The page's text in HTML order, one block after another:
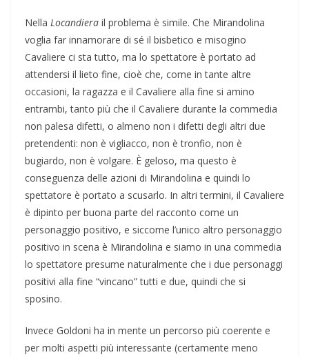
Nella Locandiera il problema è simile. Che Mirandolina
voglia far innamorare di sé il bisbetico e misogino
Cavaliere ci sta tutto, ma lo spettatore è portato ad
attendersi il lieto fine, cioè che, come in tante altre
occasioni, la ragazza e il Cavaliere alla fine si amino
entrambi, tanto più che il Cavaliere durante la commedia
non palesa difetti, o almeno non i difetti degli altri due
pretendenti: non è vigliacco, non è tronfio, non è
bugiardo, non è volgare. È geloso, ma questo è
conseguenza delle azioni di Mirandolina e quindi lo
spettatore è portato a scusarlo. In altri termini, il Cavaliere
è dipinto per buona parte del racconto come un
personaggio positivo, e siccome l’unico altro personaggio
positivo in scena è Mirandolina e siamo in una commedia
lo spettatore presume naturalmente che i due personaggi
positivi alla fine “vincano” tutti e due, quindi che si
sposino.
Invece Goldoni ha in mente un percorso più coerente e
per molti aspetti più interessante (certamente meno